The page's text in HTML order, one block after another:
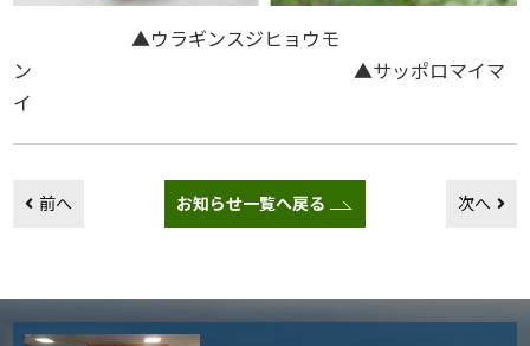
▲ウラギンスジヒョウモ
ン ▲サッポロマイマ
イ
前へ お知らせ一覧へ戻る 次へ